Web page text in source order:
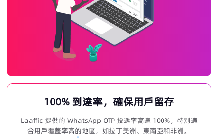
100% 到達率，確保用戶留存
Laaffic 提供的 WhatsApp OTP 投遞率高達 100%，特別適
合用戶覆蓋率高的地區，如拉丁美洲、東南亞和非洲。